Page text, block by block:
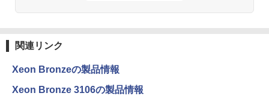
関連リンク
Xeon Bronzeの製品情報
Xeon Bronze 3106の製品情報